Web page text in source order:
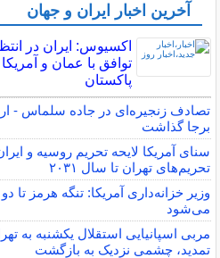
آخرین اخبار ایران و جهان
اکسیوس: ایران در
توافق با عمان و
پاکستان
برجا گذاشت
سنای آمریکا لایحه تحریم روسیه و
تحریم‌های تهران تا سال ۲۰۳۱
وزیر خزانه‌داری آمریکا: تنگه هرمز تا
می‌شود
مربی اسپانیایی استقلال یکشنبه به
تمدید، چشمی نزدیک به بازگشت